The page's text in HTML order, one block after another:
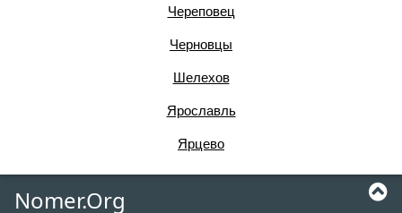
Череповец
Черновцы
Шелехов
Ярославль
Ярцево
Nomer.Org